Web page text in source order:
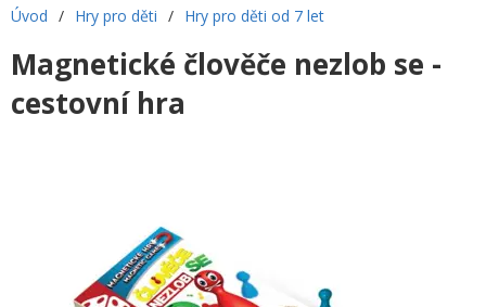
Úvod / Hry pro děti / Hry pro děti od 7 let
Magnetické člověče nezlob se -
cestovní hra